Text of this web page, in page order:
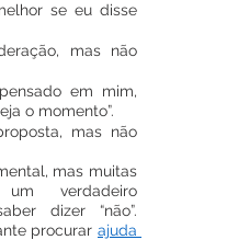
se eu disse
mas não
em mim,
o momento”.
mas não
mas muitas
um verdadeiro
dizer “não”.
procurar ajuda